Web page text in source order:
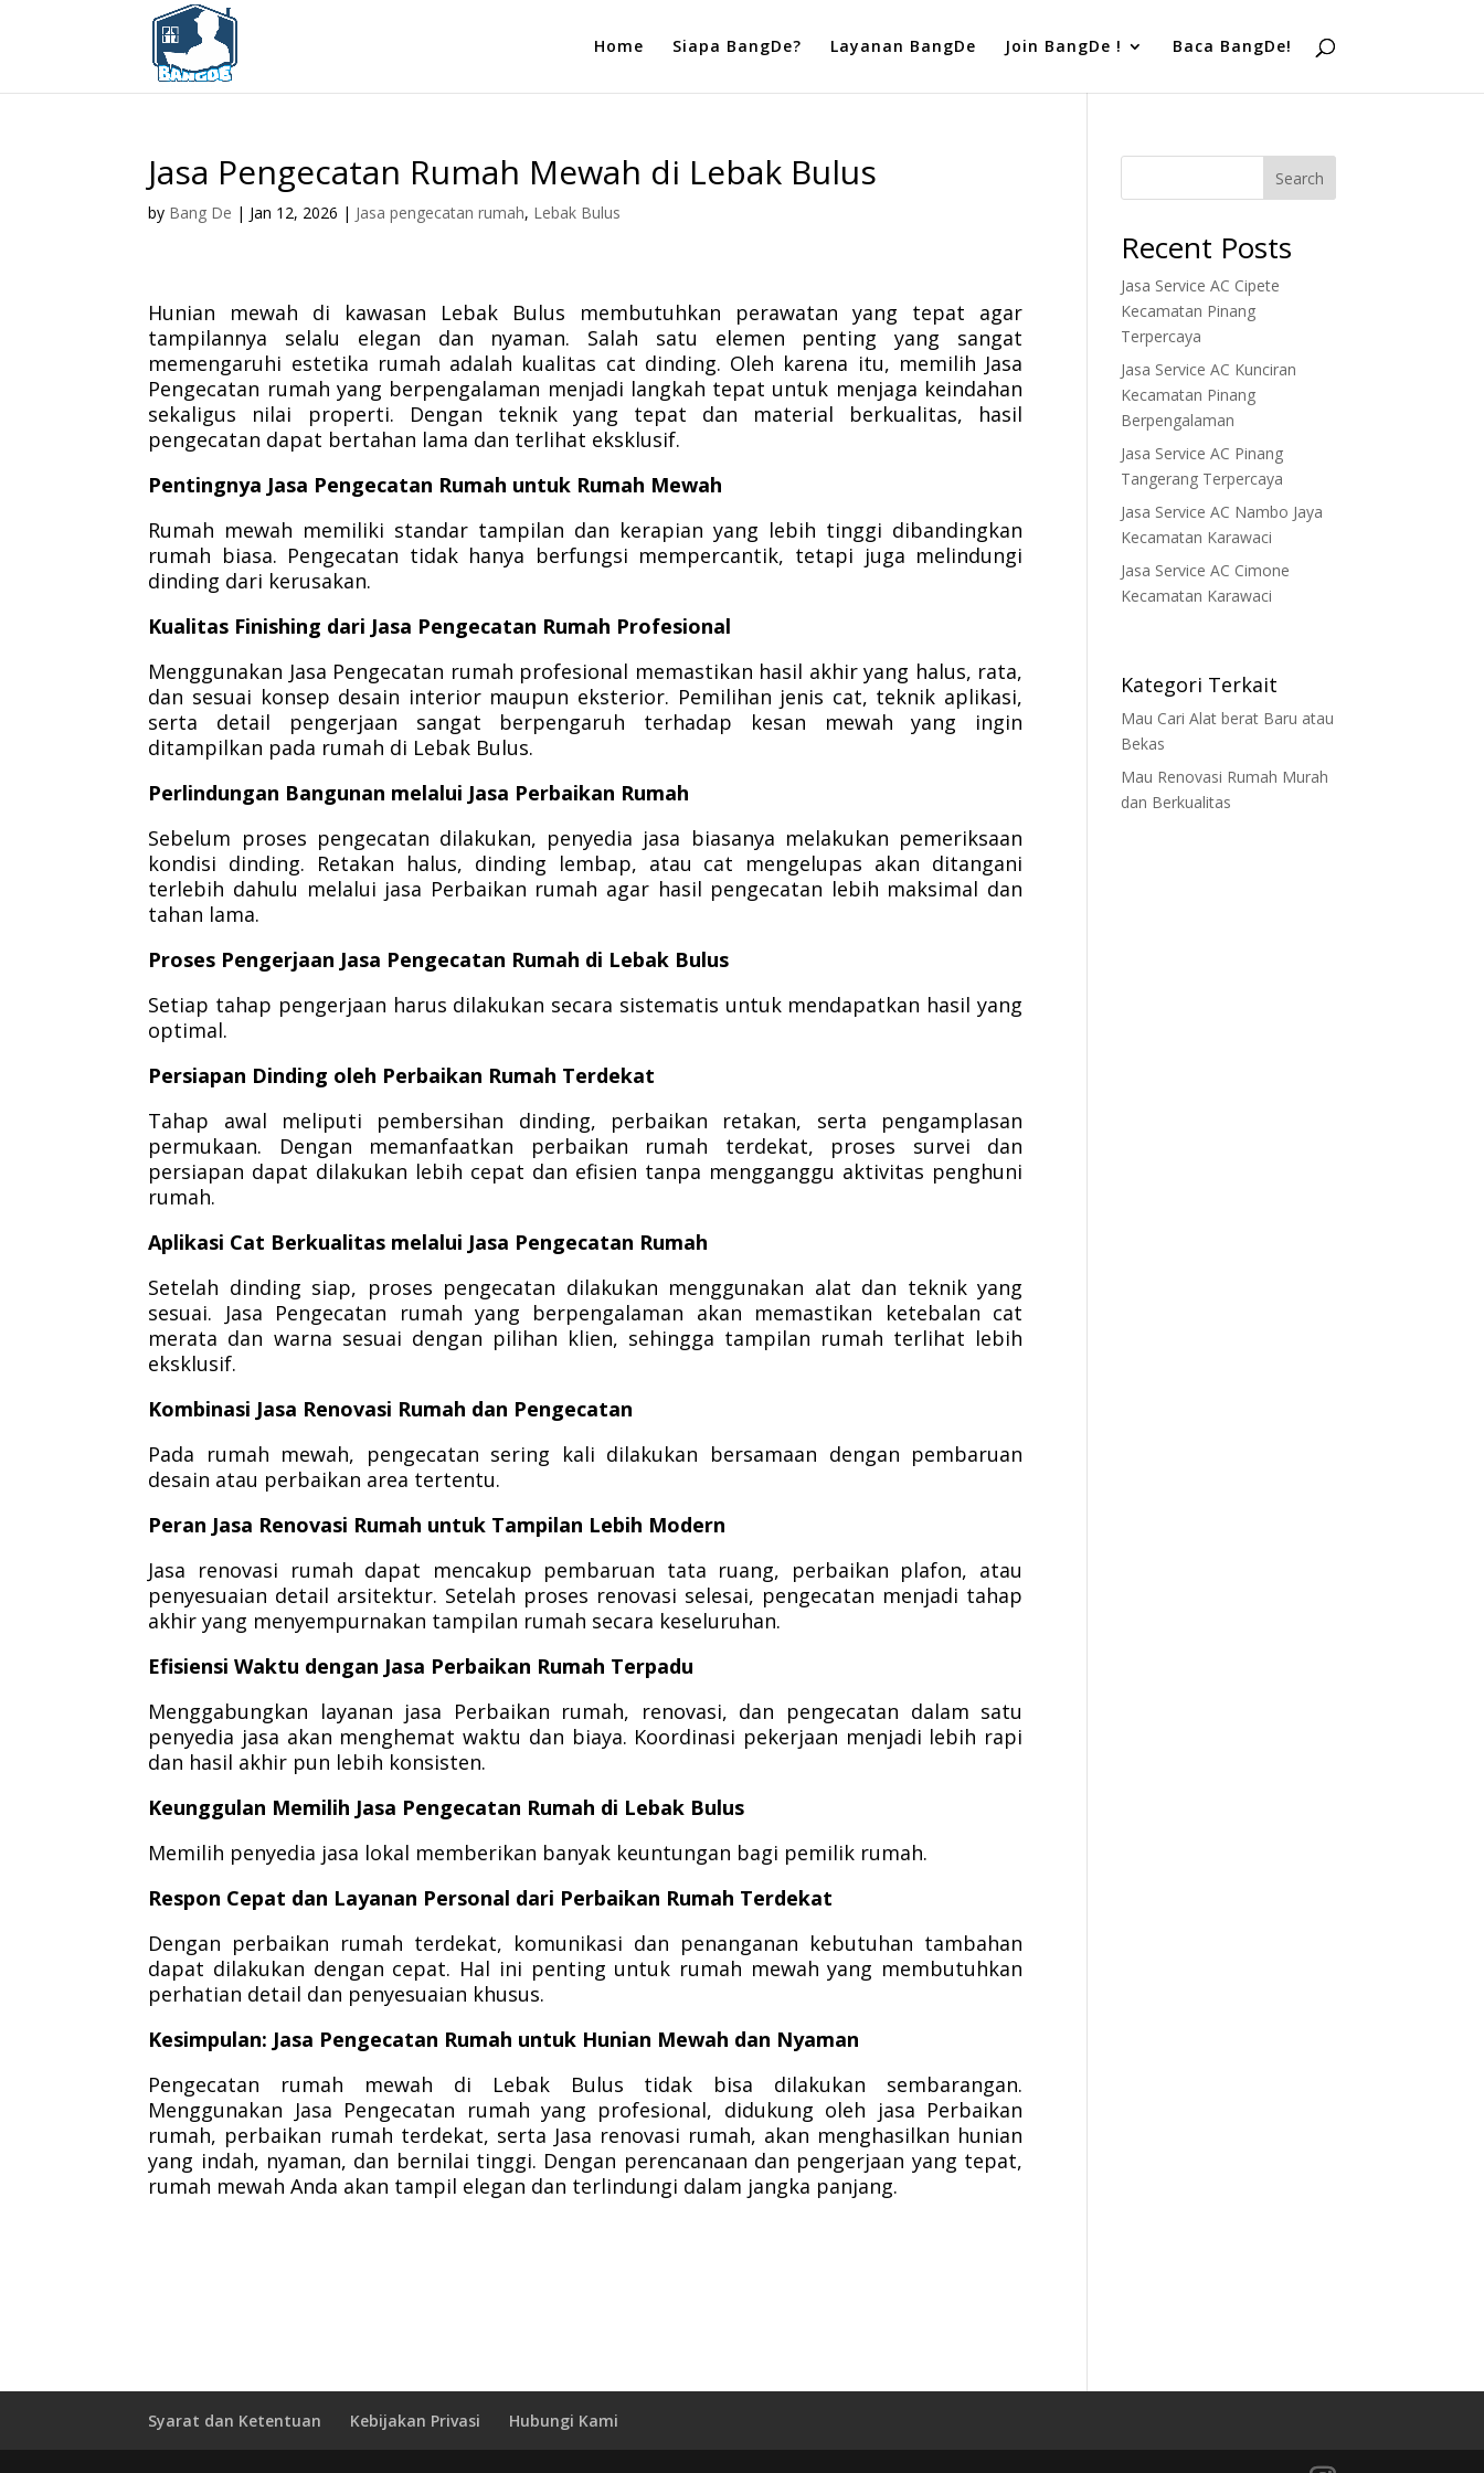
Home Siapa BangDe? Layanan BangDe Join BangDe ! Baca BangDe!
Jasa Pengecatan Rumah Mewah di Lebak Bulus
by Bang De | Jan 12, 2026 | Jasa pengecatan rumah, Lebak Bulus
Hunian mewah di kawasan Lebak Bulus membutuhkan perawatan yang tepat agar
tampilannya selalu elegan dan nyaman. Salah satu elemen penting yang sangat
memengaruhi estetika rumah adalah kualitas cat dinding. Oleh karena itu, memilih Jasa
Pengecatan rumah yang berpengalaman menjadi langkah tepat untuk menjaga keindahan
sekaligus nilai properti. Dengan teknik yang tepat dan material berkualitas, hasil
pengecatan dapat bertahan lama dan terlihat eksklusif.
Pentingnya Jasa Pengecatan Rumah untuk Rumah Mewah
Rumah mewah memiliki standar tampilan dan kerapian yang lebih tinggi dibandingkan
rumah biasa. Pengecatan tidak hanya berfungsi mempercantik, tetapi juga melindungi
dinding dari kerusakan.
Kualitas Finishing dari Jasa Pengecatan Rumah Profesional
Menggunakan Jasa Pengecatan rumah profesional memastikan hasil akhir yang halus, rata,
dan sesuai konsep desain interior maupun eksterior. Pemilihan jenis cat, teknik aplikasi,
serta detail pengerjaan sangat berpengaruh terhadap kesan mewah yang ingin
ditampilkan pada rumah di Lebak Bulus.
Perlindungan Bangunan melalui Jasa Perbaikan Rumah
Sebelum proses pengecatan dilakukan, penyedia jasa biasanya melakukan pemeriksaan
kondisi dinding. Retakan halus, dinding lembap, atau cat mengelupas akan ditangani
terlebih dahulu melalui jasa Perbaikan rumah agar hasil pengecatan lebih maksimal dan
tahan lama.
Proses Pengerjaan Jasa Pengecatan Rumah di Lebak Bulus
Setiap tahap pengerjaan harus dilakukan secara sistematis untuk mendapatkan hasil yang
optimal.
Persiapan Dinding oleh Perbaikan Rumah Terdekat
Tahap awal meliputi pembersihan dinding, perbaikan retakan, serta pengamplasan
permukaan. Dengan memanfaatkan perbaikan rumah terdekat, proses survei dan
persiapan dapat dilakukan lebih cepat dan efisien tanpa mengganggu aktivitas penghuni
rumah.
Aplikasi Cat Berkualitas melalui Jasa Pengecatan Rumah
Setelah dinding siap, proses pengecatan dilakukan menggunakan alat dan teknik yang
sesuai. Jasa Pengecatan rumah yang berpengalaman akan memastikan ketebalan cat
merata dan warna sesuai dengan pilihan klien, sehingga tampilan rumah terlihat lebih
eksklusif.
Kombinasi Jasa Renovasi Rumah dan Pengecatan
Pada rumah mewah, pengecatan sering kali dilakukan bersamaan dengan pembaruan
desain atau perbaikan area tertentu.
Peran Jasa Renovasi Rumah untuk Tampilan Lebih Modern
Jasa renovasi rumah dapat mencakup pembaruan tata ruang, perbaikan plafon, atau
penyesuaian detail arsitektur. Setelah proses renovasi selesai, pengecatan menjadi tahap
akhir yang menyempurnakan tampilan rumah secara keseluruhan.
Efisiensi Waktu dengan Jasa Perbaikan Rumah Terpadu
Menggabungkan layanan jasa Perbaikan rumah, renovasi, dan pengecatan dalam satu
penyedia jasa akan menghemat waktu dan biaya. Koordinasi pekerjaan menjadi lebih rapi
dan hasil akhir pun lebih konsisten.
Keunggulan Memilih Jasa Pengecatan Rumah di Lebak Bulus
Memilih penyedia jasa lokal memberikan banyak keuntungan bagi pemilik rumah.
Respon Cepat dan Layanan Personal dari Perbaikan Rumah Terdekat
Dengan perbaikan rumah terdekat, komunikasi dan penanganan kebutuhan tambahan
dapat dilakukan dengan cepat. Hal ini penting untuk rumah mewah yang membutuhkan
perhatian detail dan penyesuaian khusus.
Kesimpulan: Jasa Pengecatan Rumah untuk Hunian Mewah dan Nyaman
Pengecatan rumah mewah di Lebak Bulus tidak bisa dilakukan sembarangan.
Menggunakan Jasa Pengecatan rumah yang profesional, didukung oleh jasa Perbaikan
rumah, perbaikan rumah terdekat, serta Jasa renovasi rumah, akan menghasilkan hunian
yang indah, nyaman, dan bernilai tinggi. Dengan perencanaan dan pengerjaan yang tepat,
rumah mewah Anda akan tampil elegan dan terlindungi dalam jangka panjang.
Search
Recent Posts
Jasa Service AC Cipete
Kecamatan Pinang
Terpercaya
Jasa Service AC Kunciran
Kecamatan Pinang
Berpengalaman
Jasa Service AC Pinang
Tangerang Terpercaya
Jasa Service AC Nambo Jaya
Kecamatan Karawaci
Jasa Service AC Cimone
Kecamatan Karawaci
Kategori Terkait
Mau Cari Alat berat Baru atau
Bekas
Mau Renovasi Rumah Murah
dan Berkualitas
Syarat dan Ketentuan Kebijakan Privasi Hubungi Kami